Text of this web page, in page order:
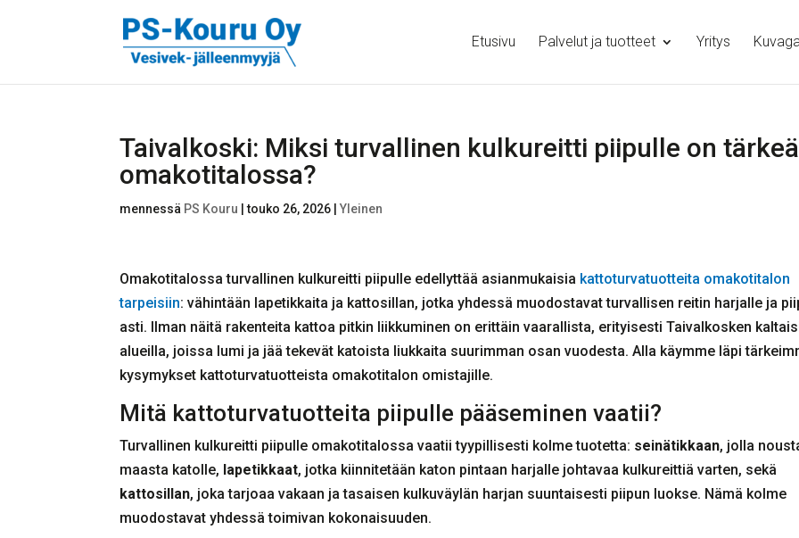
Etusivu Palvelut ja tuotteet Yritys
Taivalkoski: Miksi turvallinen kulkureitti piipulle on tärkeä
omakotitalossa?
mennessä PS Kouru |touko 26, 2026 |Yleinen
Omakotitalossa turvallinen kulkureitti piipulle edellyttää asianmukaisia kattoturvatuotteita omakotitalon
tarpeisiin: vähintään lapetikkaita ja kattosillan, jotka yhdessä muodostavat turvallisen reitin harjalle ja
asti. Ilman näitä rakenteita kattoa pitkin liikkuminen on erittäin vaarallista, erityisesti Taivalkosken
alueilla, joissa lumi ja jää tekevät katoista liukkaita suurimman osan vuodesta. Alla käymme läpi
kysymykset kattoturvatuotteista omakotitalon omistajille.
Mitä kattoturvatuotteita piipulle pääseminen vaatii?
Turvallinen kulkureitti piipulle omakotitalossa vaatii tyypillisesti kolme tuotetta: seinätikkaan, jolla
maasta katolle, lapetikkaat, jotka kiinnitetään katon pintaan harjalle johtavaa kulkureittiä varten, sekä
kattosillan, joka tarjoaa vakaan ja tasaisen kulkuväylän harjan suuntaisesti piipun luokse. Nämä kolme
muodostavat yhdessä toimivan kokonaisuuden.